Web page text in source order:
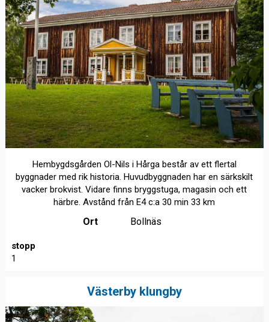
Hembygdsgården Ol-Nils i Hårga består av ett flertal
byggnader med rik historia. Huvudbyggnaden har en särkskilt
vacker brokvist. Vidare finns bryggstuga, magasin och ett
härbre. Avstånd från E4 c:a 30 min 33 km
Ort Bollnäs
stopp
1
Västerby klungby